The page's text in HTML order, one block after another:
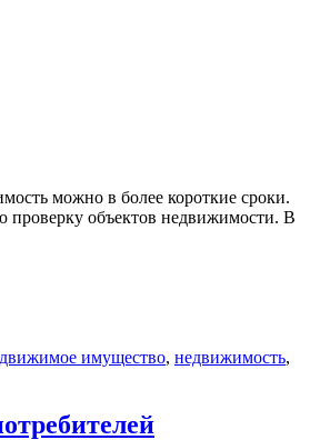
можно в более короткие сроки.
проверку объектов недвижимости. В
имущество, недвижимость,